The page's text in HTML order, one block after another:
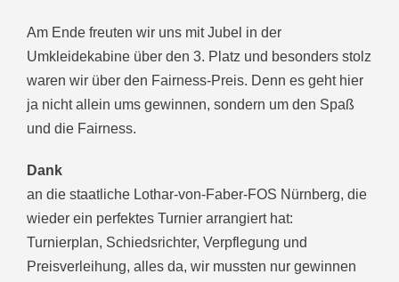
Am Ende freuten wir uns mit Jubel in der
Umkleidekabine über den 3. Platz und besonders stolz
waren wir über den Fairness-Preis. Denn es geht hier
ja nicht allein ums gewinnen, sondern um den Spaß
und die Fairness.
Dank
an die staatliche Lothar-von-Faber-FOS Nürnberg, die
wieder ein perfektes Turnier arrangiert hat:
Turnierplan, Schiedsrichter, Verpflegung und
Preisverleihung, alles da, wir mussten nur gewinnen